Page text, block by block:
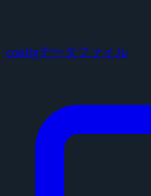
configデータファイル